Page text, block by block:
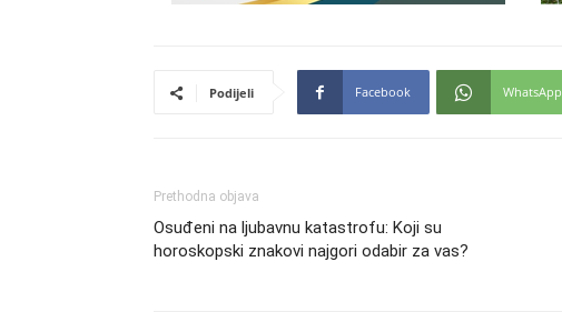
Podijeli Facebook WhatsApp
Prethodna objava
Osuđeni na ljubavnu katastrofu: Koji su
horoskopski znakovi najgori odabir za vas?